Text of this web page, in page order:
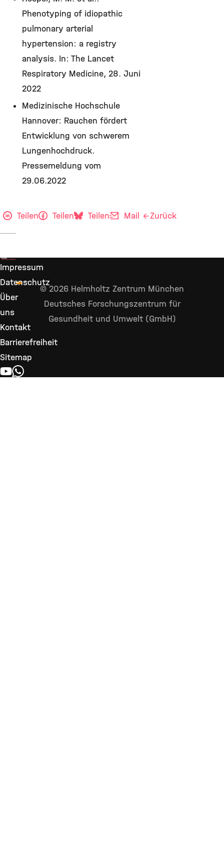
Phenotyping of idiopathic
pulmonary arterial
hypertension: a registry
analysis. In: The Lancet
Respiratory Medicine, 28. Juni
2022
Medizinische Hochschule
Hannover: Rauchen fördert
Entwicklung von schwerem
Lungenhochdruck.
Pressemeldung vom
29.06.2022
Teilen Teilen Teilen Mail Zurück
Impressum
Datenschutz
Über
uns
Kontakt
Barrierefreiheit
Sitemap
YOUTUBE
WHATSAPP
© 2026 Helmholtz Zentrum München
Deutsches Forschungszentrum für
Gesundheit und Umwelt (GmbH)